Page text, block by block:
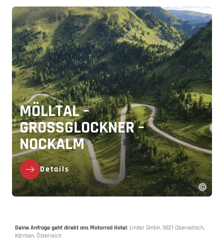
MÖLLTAL –
GROSSGLOCKNER – N
OCKALM
Details
Deine Anfrage geht direkt ans Motorrad Hotel: Linder GmbH, 9821 Obervellach,
Kärnten, Österreich